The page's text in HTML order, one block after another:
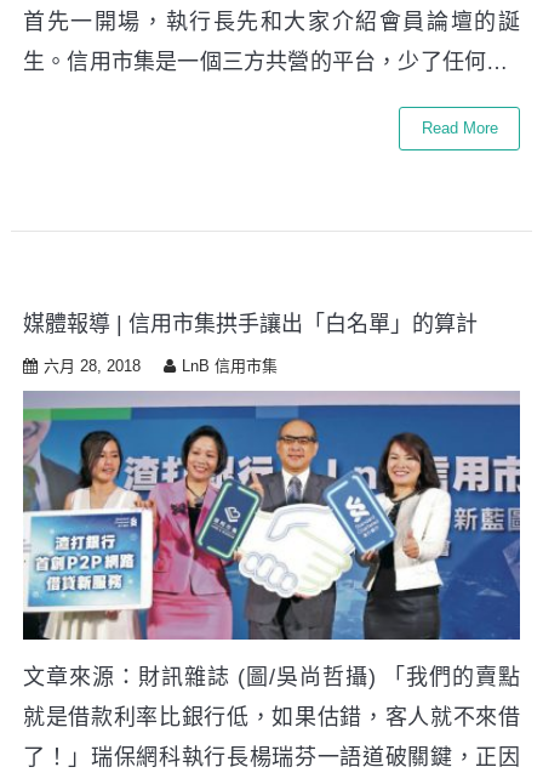
首先一開場，執行長先和大家介紹會員論壇的誕
生。信用市集是一個三方共營的平台，少了任何…
Read More
媒體報導 | 信用市集拱手讓出「白名單」的算計
六月 28, 2018 LnB 信用市集
文章來源：財訊雜誌 (圖/吳尚哲攝) 「我們的賣點
就是借款利率比銀行低，如果估錯，客人就不來借
了！」瑞保網科執行長楊瑞芬一語道破關鍵，正因